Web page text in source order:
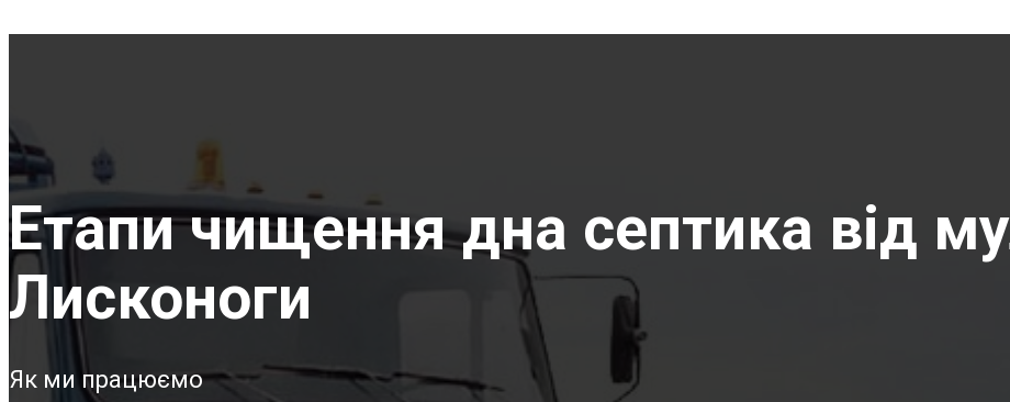
Етапи чищення дна септика від
Лисконоги
Як ми працюємо